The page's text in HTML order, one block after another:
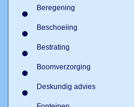
Beregening
Beschoeiing
Bestrating
Boomverzorging
Deskundig advies